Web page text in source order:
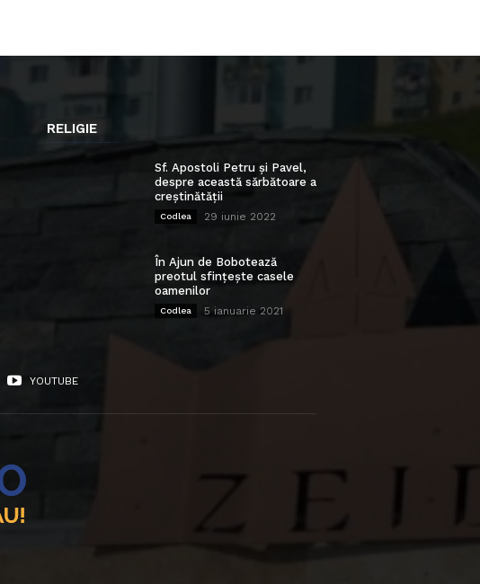
RELIGIE
Sf. Apostoli Petru și Pavel,
despre această sărbătoare a
creștinătății
Codlea 29 iunie 2022
În Ajun de Bobotează
preotul sfințește casele
oamenilor
Codlea 5 ianuarie 2021
YOUTUBE